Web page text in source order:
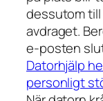
dessutom till
avdraget.
e-posten
Datorhjälp
personligt